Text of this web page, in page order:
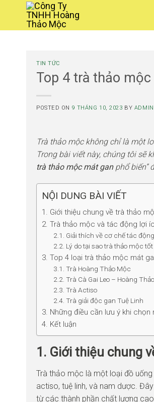
content
TIN TỨC
Top 4 trà thảo
POSTED ON 9 THÁNG 10, 2023 BY ADMIN
Trà thảo mộc không chỉ là một
Trong bài viết này, chúng tôi sẽ
trà thảo mộc mát ganphổ biến”
NỘI DUNG BÀI VIẾT
1. Giới thiệu chung về trà thảo
2. Trà thảo mộc và tác động lợi
2.1. Giải thích về cơ chế tác
2.2. Lý do tại sao trà thảo mộc
3. Top 4 loại trà thảo mộc mát
3.1. Trà Hoàng Thảo Mộc
2.2. Trà Cà Gai Leo – Hoàng
2.3. Trà Actiso
2.4. Trà giải độc gan Tuệ Linh
3. Những điều cần lưu ý khi
4. Kết luận
1. Giới thiệu chung
Trà thảo mộc là một loại đồ
actiso, tuệ linh, và nam dược.
từ các thành phần chất lượng